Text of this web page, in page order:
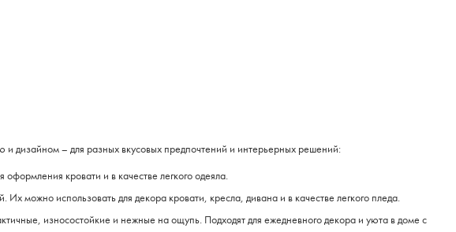
и дизайном – для разных вкусовых предпочтений и интерьерных решений:
кровати и в качестве легкого одеяла.
можно использовать для декора кровати, кресла, дивана и в качестве легкого пледа.
износостойкие и нежные на ощупь. Подходят для ежедневного декора и уюта в доме с